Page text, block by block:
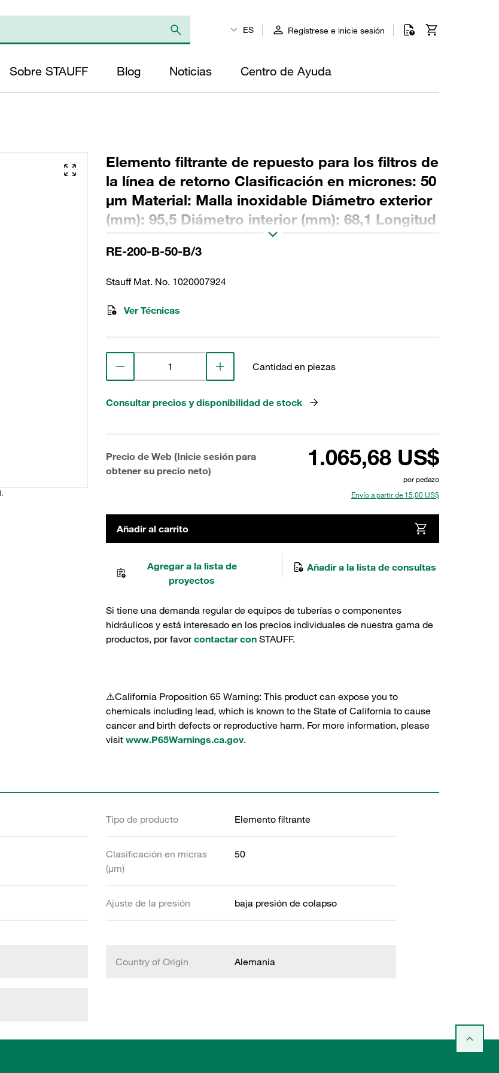
ES Regístrese e inicie sesión
Sobre STAUFF Blog Noticias Centro de Ayuda
Elemento filtrante de repuesto para los filtros de
la línea de retorno Clasificación en micrones: 50
µm Material: Malla inoxidable Diámetro exterior
(mm): 95,5 Diámetro interior (mm): 68,1 Longitud
(mm): 414 Sellado: NBR, relación β >2
RE-200-B-50-B/3
Stauff Mat. No. 1020007924
Ver Técnicas
Cantidad en piezas
Consultar precios y disponibilidad de stock
Precio de Web (Inicie sesión para
obtener su precio neto)
1.065,68 US$
por pedazo
Envío a partir de 15,00 US$
Añadir al carrito
Agregar a la lista de
proyectos
Añadir a la lista de consultas
Si tiene una demanda regular de equipos de tuberías o componentes
hidráulicos y está interesado en los precios individuales de nuestra gama de
productos, por favorcontactar con STAUFF.
⚠️California Proposition 65 Warning: This product can expose you to
chemicals including lead, which is known to the State of California to cause
cancer and birth defects or reproductive harm. For more information, please
visit www.P65Warnings.ca.gov.
Tipo de producto Elemento filtrante
Clasificación en micras
(µm)
50
Ajuste de la presión baja presión de colapso
Country of Origin Alemania